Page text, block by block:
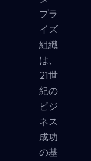
プラ
イズ
組織
は、
21世
紀の
ビジ
ネス
成功
の基